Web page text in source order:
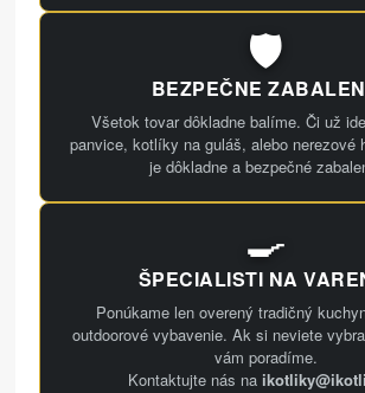
🛡️
BEZPEČNE
Všetok tovar dôkladne balíme. Či už
panvice, kotlíky na guláš, alebo nerezové
je dôkladne a bezpečné
🍳
ŠPECIALISTI NA
Ponúkame len overený tradičný
outdoorové vybavenie. Ak si neviete
vám poradíme.
Kontaktujte nás na